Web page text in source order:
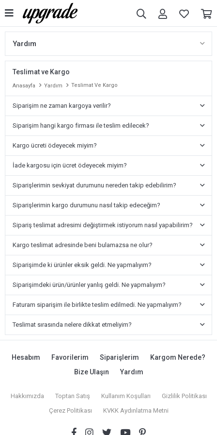
Yardım
Sipariş
Ödeme
Teslimat ve Kargo
İade & Değişim
İzinli İletişim
KVK Kanunu
Belgeler
Teslimat ve Kargo
Anasayfa Yardım Teslimat Ve Kargo
Siparişim ne zaman kargoya verilir?
Siparişim hangi kargo firması ile teslim edilecek?
Kargo ücreti ödeyecek miyim?
İade kargosu için ücret ödeyecek miyim?
Siparişlerimin sevkiyat durumunu nereden takip edebilirim?
Siparişlerimin kargo durumunu nasıl takip edeceğim?
Sipariş teslimat adresimi değiştirmek istiyorum nasıl yapabilirim?
Kargo teslimat adresinde beni bulamazsa ne olur?
Siparişimde ki ürünler eksik geldi. Ne yapmalıyım?
Siparişimdeki ürün/ürünler yanlış geldi. Ne yapmalıyım?
Faturam siparişim ile birlikte teslim edilmedi. Ne yapmalıyım?
Teslimat sırasında nelere dikkat etmeliyim?
Hesabım Favorilerim Siparişlerim
Kargom Nerede?
Bize Ulaşın
Yardım
Hakkımızda Toptan Satış Kullanım Koşulları
Gizlilik Politikası
Çerez Politikası
KVKK Aydınlatma Metni